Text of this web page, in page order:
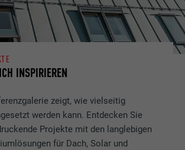
INSPIRIEREN
zeigt, wie vielseitig
werden kann. Entdecken Sie
Projekte mit den langlebigen
für Dach, Solar und